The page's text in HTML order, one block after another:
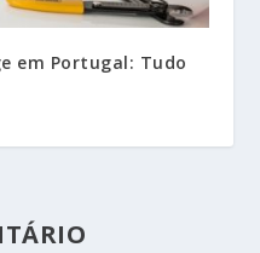
em Portugal: Tudo